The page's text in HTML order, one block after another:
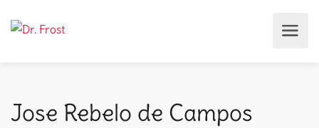
Jose Rebelo de Campos